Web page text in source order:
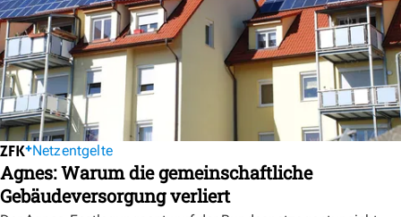
Netzentgelte
Agnes: Warum die gemeinschaftliche
Gebäudeversorgung verliert